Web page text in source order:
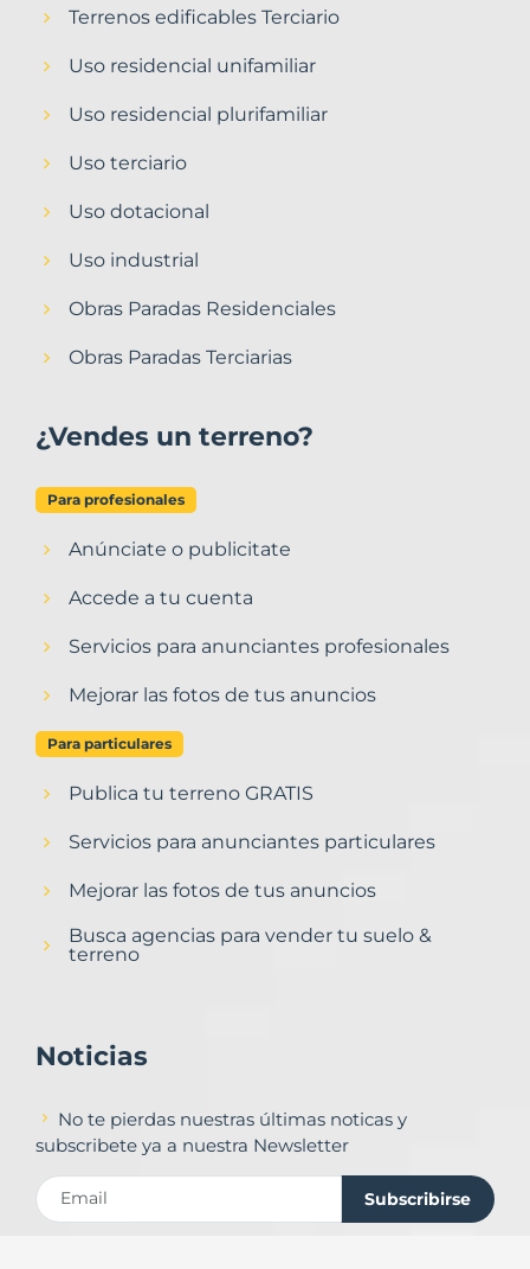
Terrenos edificables Terciario
Uso residencial unifamiliar
Uso residencial plurifamiliar
Uso terciario
Uso dotacional
Uso industrial
Obras Paradas Residenciales
Obras Paradas Terciarias
¿Vendes un terreno?
Para profesionales
Anúnciate o publicitate
Accede a tu cuenta
Servicios para anunciantes profesionales
Mejorar las fotos de tus anuncios
Para particulares
Publica tu terreno GRATIS
Servicios para anunciantes particulares
Mejorar las fotos de tus anuncios
Busca agencias para vender tu suelo &
terreno
Noticias
No te pierdas nuestras últimas noticas y
subscribete ya a nuestra Newsletter
Subscribirse